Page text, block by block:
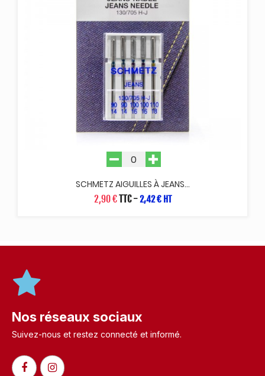
SCHMETZ AIGUILLES À JEANS...
2,90 €TTC-2,42 € HT
Nos réseaux sociaux
Suivez-nous et restez connecté et informé.​